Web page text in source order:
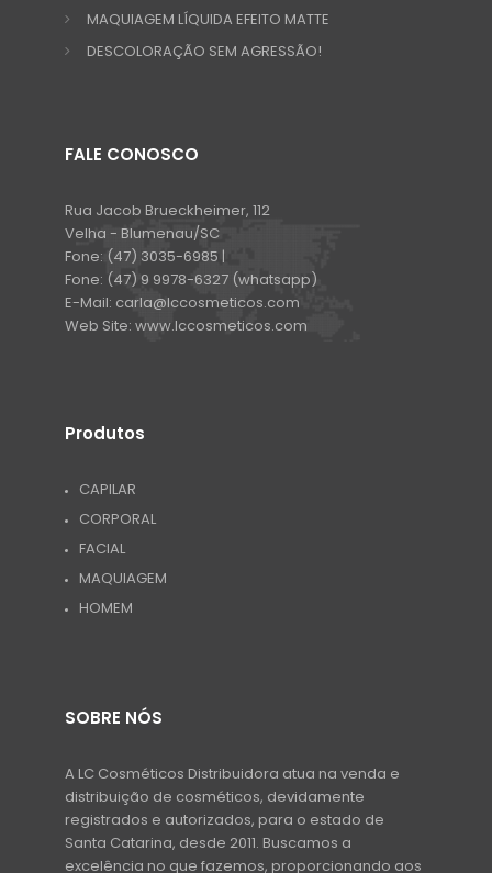
MAQUIAGEM LÍQUIDA EFEITO MATTE
DESCOLORAÇÃO SEM AGRESSÃO!
FALE CONOSCO
Rua Jacob Brueckheimer, 112
Velha - Blumenau/SC
Fone: (47) 3035-6985 |
Fone: (47) 9 9978-6327 (whatsapp)
E-Mail: carla@lccosmeticos.com
Web Site: www.lccosmeticos.com
Produtos
CAPILAR
CORPORAL
FACIAL
MAQUIAGEM
HOMEM
SOBRE NÓS
A LC Cosméticos Distribuidora atua na venda e
distribuição de cosméticos, devidamente
registrados e autorizados, para o estado de
Santa Catarina, desde 2011. Buscamos a
excelência no que fazemos, proporcionando aos